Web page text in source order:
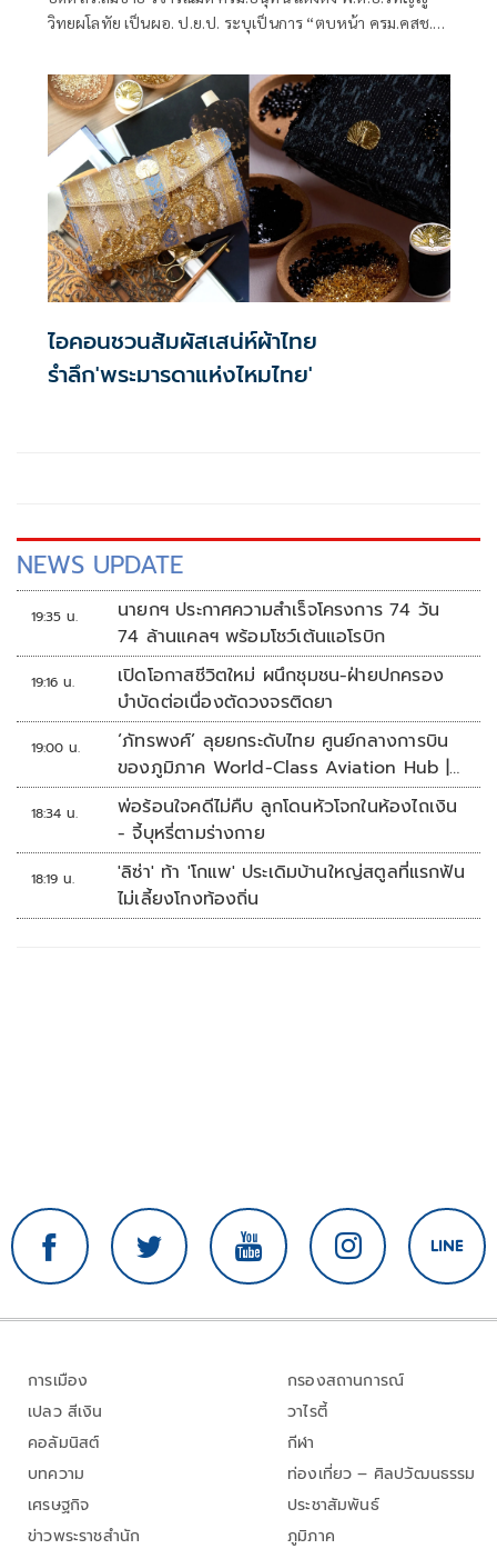
วิทยผโลทัย เป็นผอ. ป.ย.ป. ระบุเป็นการ “ตบหน้า ครม.คสช.”
ชาติ
ไอคอนชวนสัมผัสเสน่ห์ผ้าไทย
รำลึก'พระมารดาแห่งไหมไทย'
NEWS UPDATE
19:35 น.
นายกฯ ประกาศความสำเร็จโครงการ 74 วัน
74 ล้านแคลฯ พร้อมโชว์เต้นแอโรบิก
19:16 น.
เปิดโอกาสชีวิตใหม่ ผนึกชุมชน-ฝ่ายปกครอง
บำบัดต่อเนื่องตัดวงจรติดยา
19:00 น.
‘ภัทรพงศ์’ ลุยยกระดับไทย ศูนย์กลางการบิน
ของภูมิภาค World-Class Aviation Hub |
ห้องข่าวไทยโพสต์สุดสัปดาห์
18:34 น.
พ่อร้อนใจคดีไม่คืบ ลูกโดนหัวโจกในห้องไถเงิน
- จี้บุหรี่ตามร่างกาย
18:19 น.
'ลิซ่า' ท้า 'โกแพ' ประเดิมบ้านใหญ่สตูลที่แรกฟัน
ไม่เลี้ยงโกงท้องถิ่น
การเมือง
เปลว สีเงิน
คอลัมนิสต์
บทความ
เศรษฐกิจ
ข่าวพระราชสำนัก
กรองสถานการณ์
วาไรตี้
กีฬา
ท่องเที่ยว – ศิลปวัฒนธรรม
ประชาสัมพันธ์
ภูมิภาค